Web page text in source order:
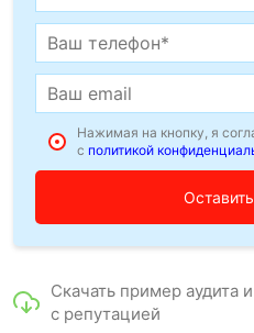
Нажимая на кнопку, я
с политикой
Скачать пример аудита
с репутацией